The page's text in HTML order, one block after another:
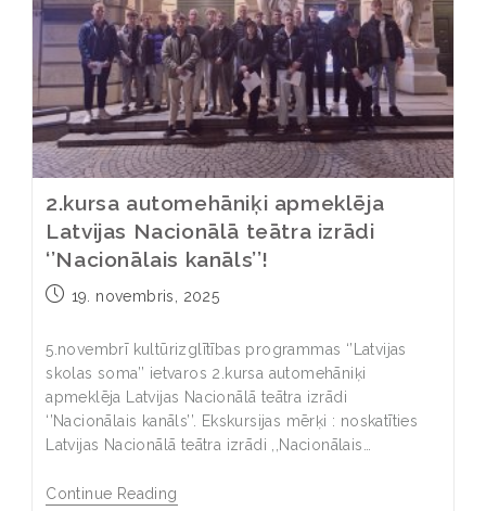
2.kursa automehāniķi apmeklēja
Latvijas Nacionālā teātra izrādi
‘’Nacionālais kanāls’’!
19. novembris, 2025
5.novembrī kultūrizglītības programmas ‘’Latvijas
skolas soma’’ ietvaros 2.kursa automehāniķi
apmeklēja Latvijas Nacionālā teātra izrādi
‘’Nacionālais kanāls’’. Ekskursijas mērķi : noskatīties
Latvijas Nacionālā teātra izrādi ,,Nacionālais…
Continue Reading